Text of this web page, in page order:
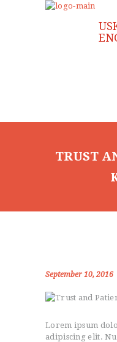
TRUST
CONTACT US
September 10, 2016
Lorem ipsum
adipiscing elit.